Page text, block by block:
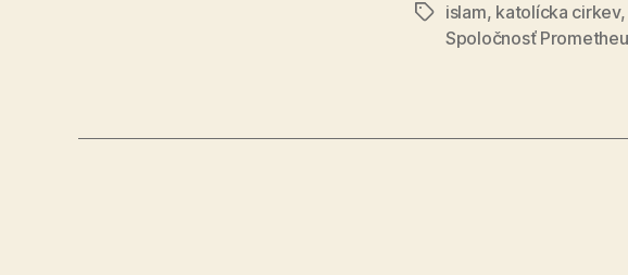
Značky
islam, katolícka cirkev,
Spoločnosť